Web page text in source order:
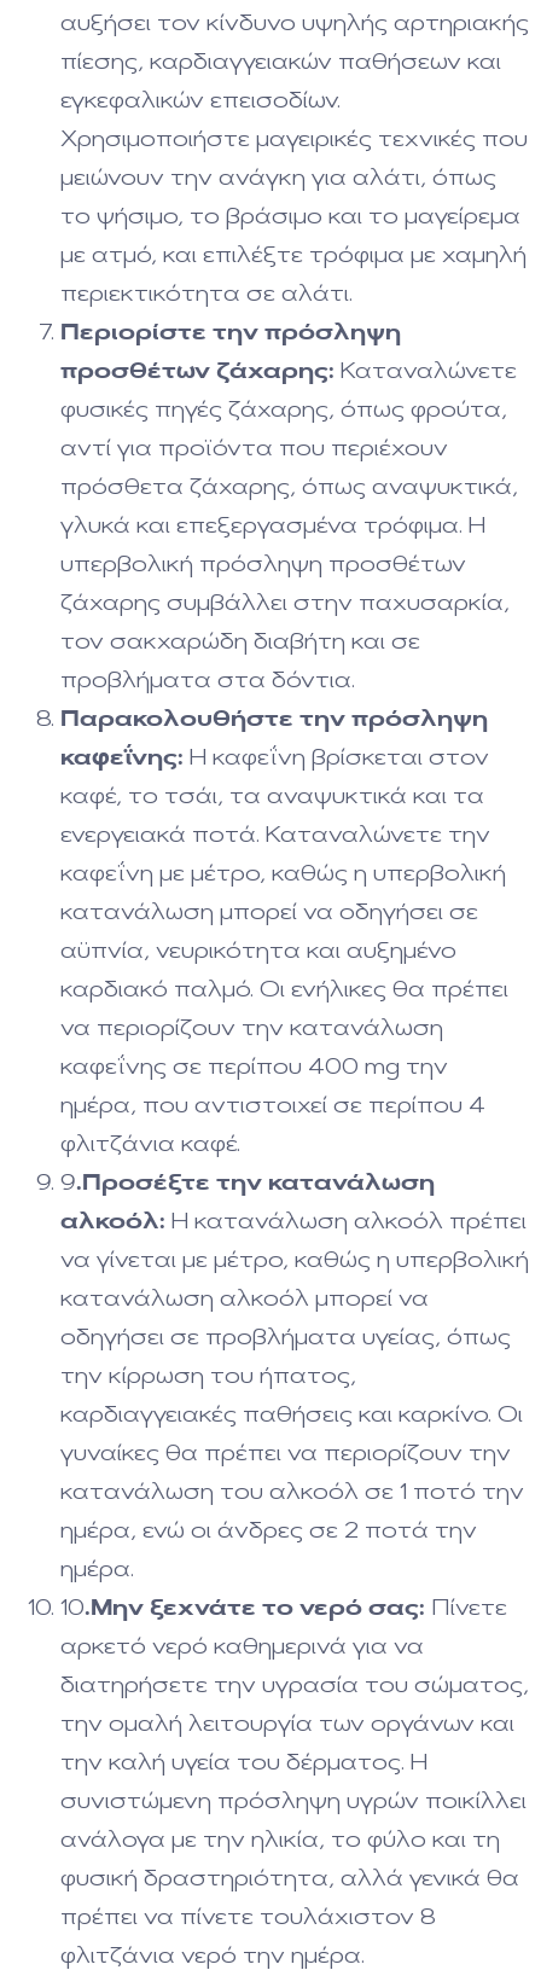
αυξήσει τον κίνδυνο υψηλής αρτηριακής
πίεσης, καρδιαγγειακών παθήσεων και
εγκεφαλικών επεισοδίων.
Χρησιμοποιήστε μαγειρικές τεχνικές που
μειώνουν την ανάγκη για αλάτι, όπως
το ψήσιμο, το βράσιμο και το μαγείρεμα
με ατμό, και επιλέξτε τρόφιμα με χαμηλή
περιεκτικότητα σε αλάτι.
Περιορίστε την πρόσληψη
προσθέτων ζάχαρης: Καταναλώνετε
φυσικές πηγές ζάχαρης, όπως φρούτα,
αντί για προϊόντα που περιέχουν
πρόσθετα ζάχαρης, όπως αναψυκτικά,
γλυκά και επεξεργασμένα τρόφιμα. Η
υπερβολική πρόσληψη προσθέτων
ζάχαρης συμβάλλει στην παχυσαρκία,
τον σακχαρώδη διαβήτη και σε
προβλήματα στα δόντια.
Παρακολουθήστε την πρόσληψη
καφεΐνης: Η καφεΐνη βρίσκεται στον
καφέ, το τσάι, τα αναψυκτικά και τα
ενεργειακά ποτά. Καταναλώνετε την
καφεΐνη με μέτρο, καθώς η υπερβολική
κατανάλωση μπορεί να οδηγήσει σε
αϋπνία, νευρικότητα και αυξημένο
καρδιακό παλμό. Οι ενήλικες θα πρέπει
να περιορίζουν την κατανάλωση
καφεΐνης σε περίπου 400 mg την
ημέρα, που αντιστοιχεί σε περίπου 4
φλιτζάνια καφέ.
9.Προσέξτε την κατανάλωση
αλκοόλ: Η κατανάλωση αλκοόλ πρέπει
να γίνεται με μέτρο, καθώς η υπερβολική
κατανάλωση αλκοόλ μπορεί να
οδηγήσει σε προβλήματα υγείας, όπως
την κίρρωση του ήπατος,
καρδιαγγειακές παθήσεις και καρκίνο. Οι
γυναίκες θα πρέπει να περιορίζουν την
κατανάλωση του αλκοόλ σε 1 ποτό την
ημέρα, ενώ οι άνδρες σε 2 ποτά την
ημέρα.
10.Μην ξεχνάτε τo νερό σας: Πίνετε
αρκετό νερό καθημερινά για να
διατηρήσετε την υγρασία του σώματος,
την ομαλή λειτουργία των οργάνων και
την καλή υγεία του δέρματος. Η
συνιστώμενη πρόσληψη υγρών ποικίλλει
ανάλογα με την ηλικία, το φύλο και τη
φυσική δραστηριότητα, αλλά γενικά θα
πρέπει να πίνετε τουλάχιστον 8
φλιτζάνια νερό την ημέρα.